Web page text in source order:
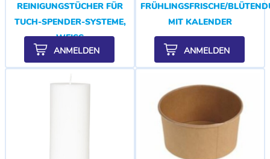
REINIGUNGSTÜCHER FÜR
TUCH-SPENDER-SYSTEME,
WEISS
ANMELDEN
FRÜHLINGSFRISCHE/
MIT KALENDER
ANMELDEN